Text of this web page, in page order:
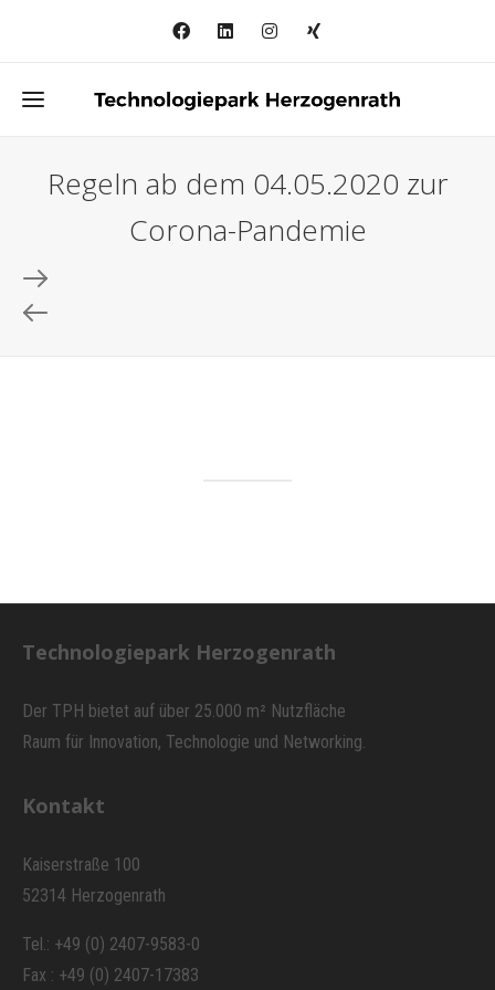
Regeln ab dem 04.05.2020 zur
Corona-Pandemie
Technologiepark Herzogenrath
Der TPH bietet auf über 25.000 m² Nutzfläche
Raum für Innovation, Technologie und Networking.
Kontakt
Kaiserstraße 100
52314 Herzogenrath
Tel.: +49 (0) 2407-9583-0
Fax : +49 (0) 2407-17383